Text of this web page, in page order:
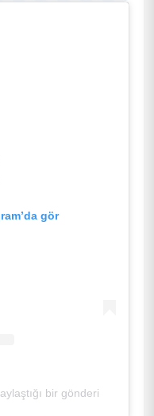
gör
bir gönderi